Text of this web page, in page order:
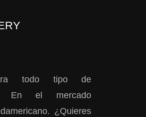
todo tipo de
En el mercado
¿Quieres